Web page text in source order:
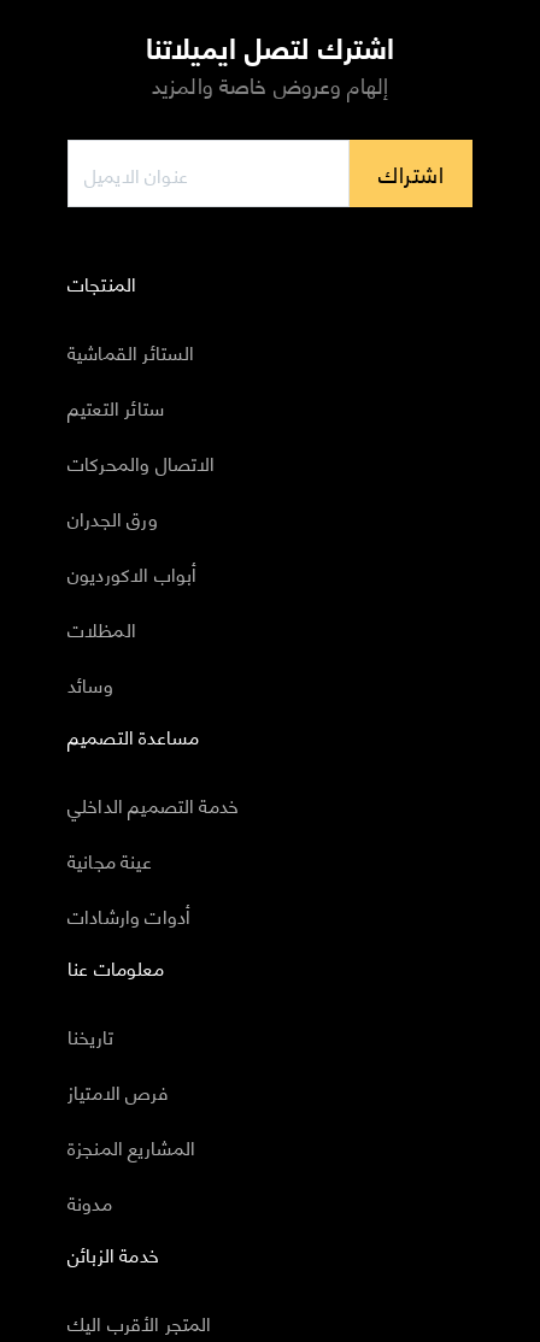
اشترك لتصل ايميلاتنا
إلهام وعروض خاصة والمزيد
اشتراك
المنتجات
الستائر القماشية
ستائر التعتيم
الاتصال والمحركات
ورق الجدران
أبواب الاكورديون
المظلات
وسائد
مساعدة التصميم
خدمة التصميم الداخلي
عينة مجانية
أدوات وارشادات
معلومات عنا
تاريخنا
فرص الامتياز
المشاريع المنجزة
مدونة
خدمة الزبائن
المتجر الأقرب اليك